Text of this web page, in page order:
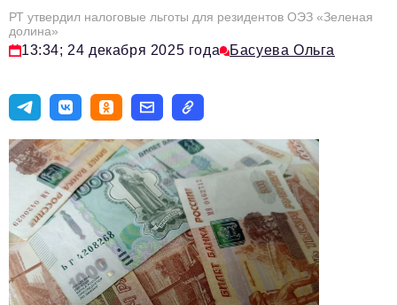
Туризм
Импортозамещение
ОПК
Авторские материалы
Видео
Телефон редакции:+7 495 727-01-67
Электронные почты редакции:
Информационный отдел
РТ утвердил налоговые льготы для резидентов ОЭЗ «Зеленая
долина»
13:34; 24 декабря 2025 года Басуева Ольга